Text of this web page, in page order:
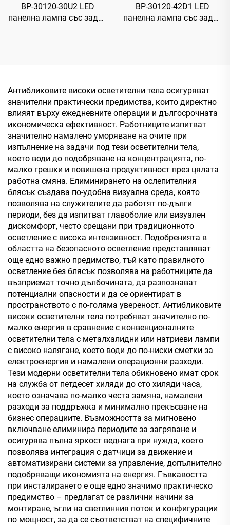
BP-30120-30U2 LED
панелна лампа със задна
BP-30120-42D1 LED
панелна лампа със задна
Антибликовите високи осветителни тела осигуряват
значителни практически предимства, които директно
влияят върху ежедневните операции и дългосрочната
икономическа ефективност. Работниците изпитват
значително намалено уморяване на очите при
изпълнение на задачи под тези осветителни тела,
което води до подобряване на концентрацията, по-
малко грешки и повишена продуктивност през цялата
работна смяна. Елиминирането на ослепителния
блясък създава по-удобна визуална среда, която
позволява на служителите да работят по-дълги
периоди, без да изпитват главоболие или визуален
дискомфорт, често срещани при традиционното
осветление с висока интензивност. Подобренията в
областта на безопасното осветление представляват
още едно важно предимство, тъй като правилното
осветление без блясък позволява на работниците да
възприемат точно дълбочината, да разпознават
потенциални опасности и да се ориентират в
пространството с по-голяма увереност. Антибликовите
високи осветителни тела потребяват значително по-
малко енергия в сравнение с конвенционалните
осветителни тела с металхалидни или натриеви лампи
с високо налягане, което води до по-ниски сметки за
електроенергия и намалени операционни разходи.
Тези модерни осветителни тела обикновено имат срок
на служба от петдесет хиляди до сто хиляди часа,
което означава по-малко честа замяна, намалени
разходи за поддръжка и минимално прекъсване на
бизнес операциите. Възможността за мигновено
включване елиминира периодите за загряване и
осигурява пълна яркост веднага при нужда, което
позволява интеграция с датчици за движение и
автоматизирани системи за управление, допълнително
подобряващи икономията на енергия. Гъвкавостта
при инсталирането е още едно значимо практическо
предимство – предлагат се различни начини за
монтиране, ъгли на светлинния поток и конфигурации
по мощност, за да се съответстват на специфичните